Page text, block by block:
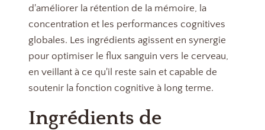
d'améliorer la rétention de la mémoire, la
concentration et les performances cognitives
globales. Les ingrédients agissent en synergie
pour optimiser le flux sanguin vers le cerveau,
en veillant à ce qu'il reste sain et capable de
soutenir la fonction cognitive à long terme.
Ingrédients de